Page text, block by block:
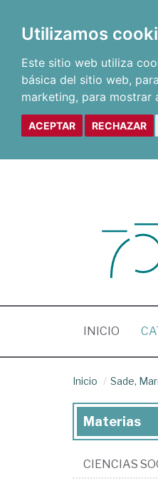
Utilizamos
Este sitio web utiliza
básica del sitio web,
marketing, para mostrar
ACEPTAR RECHAZAR
INICIO
Inicio Sade,
Materias
CIENCIAS